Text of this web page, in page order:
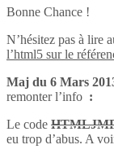
Bonne Chance !
N’hésitez pas à lire
l’html5 sur le
Maj du 6 Mars
remonter l’info :
Le code
eu trop d’abus. A